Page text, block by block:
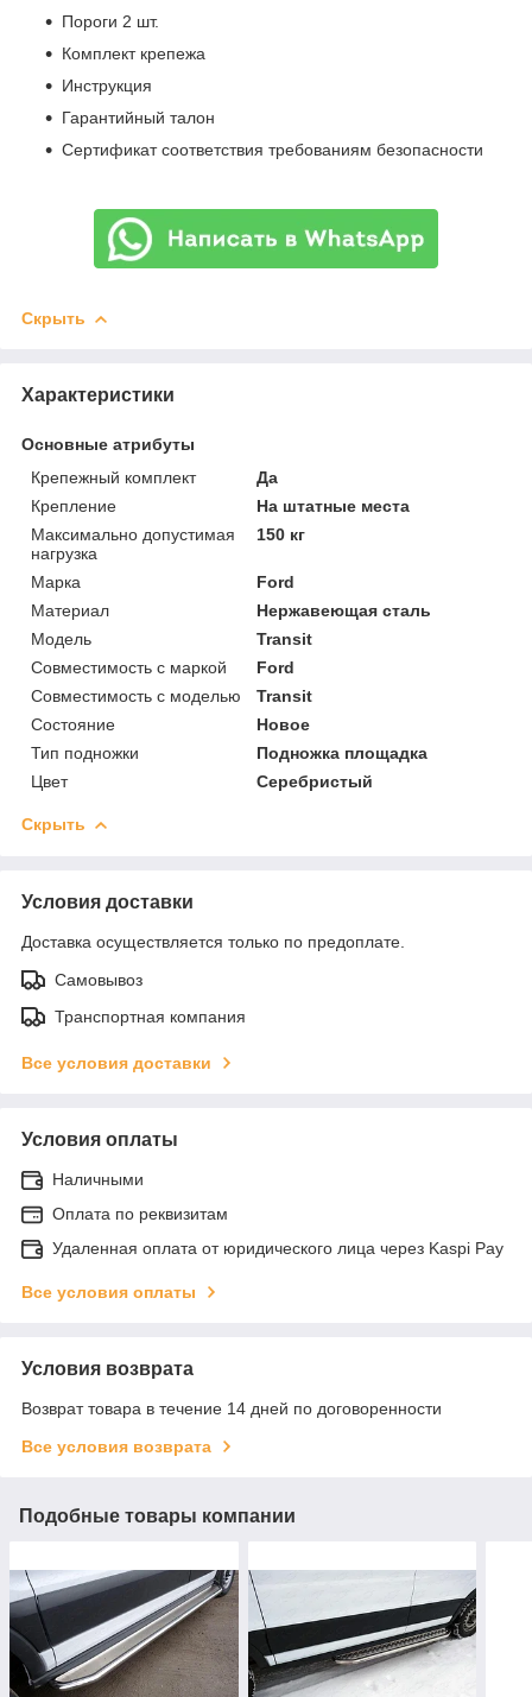
Пороги 2 шт.
Комплект крепежа
Инструкция
Гарантийный талон
Сертификат соответствия требованиям безопасности
Скрыть
Характеристики
Основные атрибуты
Крепежный комплект
Да
Крепление
На штатные места
Максимально допустимая
нагрузка
150 кг
Марка
Ford
Материал
Нержавеющая сталь
Модель
Transit
Совместимость с маркой
Ford
Совместимость с моделью
Transit
Состояние
Новое
Тип подножки
Подножка площадка
Цвет
Серебристый
Скрыть
Условия доставки
Доставка осуществляется только по предоплате.
Самовывоз
Транспортная компания
Все условия доставки
Условия оплаты
Наличными
Оплата по реквизитам
Удаленная оплата от юридического лица через Kaspi Pay
Все условия оплаты
Условия возврата
Возврат товара в течение 14 дней по договоренности
Все условия возврата
Подобные товары компании